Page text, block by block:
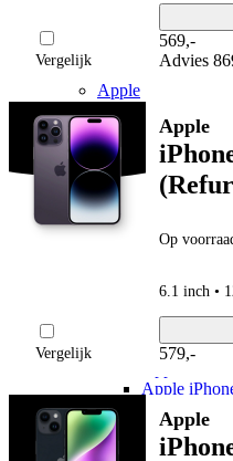
Alle telefoons
Alle aanbiedingen
Apple
Alle Apple
Apple
Apple iPhone
Apple
Apple
Apple
Apple
Apple
Apple
Apple
Apple
Apple
Apple
Vergelijk
569,-
Advies
Apple
Op
6.1 inch •
Vergelijk 579,-
Apple